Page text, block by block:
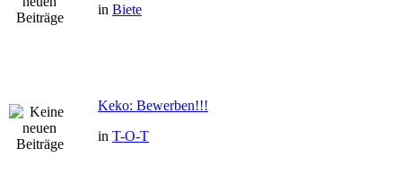
in Biete
Keko: Bewerben!!!
in T-O-T